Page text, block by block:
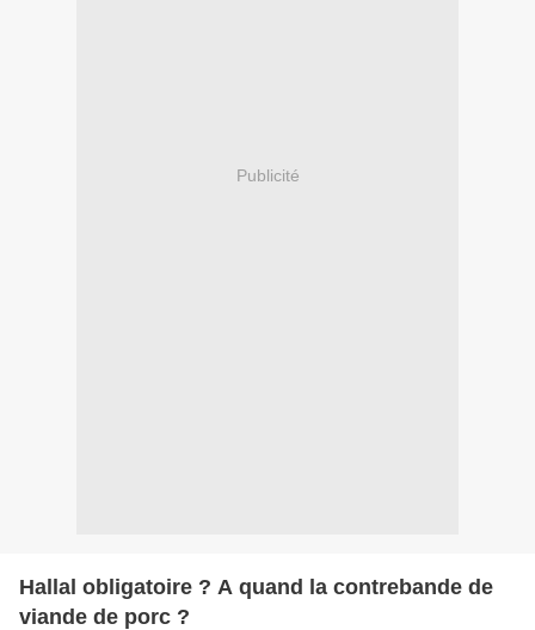
Publicité
Hallal obligatoire ? A quand la contrebande de
viande de porc ?